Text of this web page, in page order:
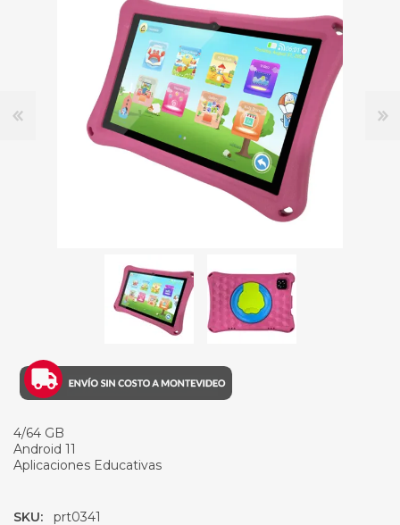
4/64 GB
Android 11
Aplicaciones Educativas
SKU: prt0341